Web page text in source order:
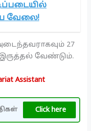
வேலை!
27
வேண்டும்.
Assistant
Click here